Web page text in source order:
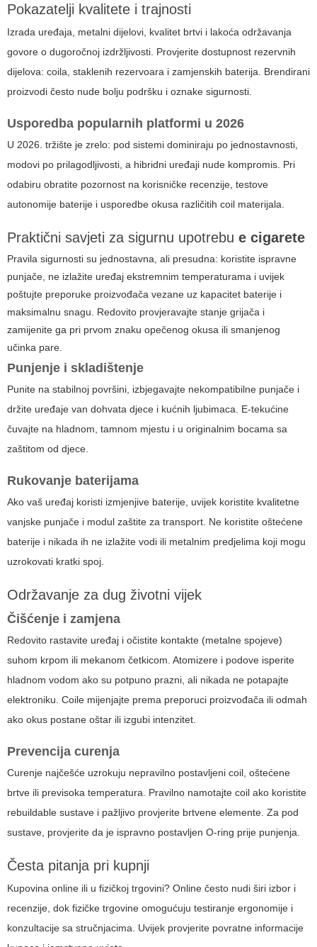
Pokazatelji kvalitete i trajnosti
Izrada uređaja, metalni dijelovi, kvalitet brtvi i lakoća održavanja
govore o dugoročnoj izdržljivosti. Provjerite dostupnost rezervnih
dijelova: coila, staklenih rezervoara i zamjenskih baterija. Brendirani
proizvodi često nude bolju podršku i oznake sigurnosti.
Usporedba popularnih platformi u 2026
U 2026. tržište je zrelo: pod sistemi dominiraju po jednostavnosti,
modovi po prilagodljivosti, a hibridni uređaji nude kompromis. Pri
odabiru obratite pozornost na korisničke recenzije, testove
autonomije baterije i usporedbe okusa različitih coil materijala.
Praktični savjeti za sigurnu upotrebu e cigarete
Pravila sigurnosti su jednostavna, ali presudna: koristite ispravne
punjače, ne izlažite uređaj ekstremnim temperaturama i uvijek
poštujte preporuke proizvođača vezane uz kapacitet baterije i
maksimalnu snagu. Redovito provjeravajte stanje grijača i
zamijenite ga pri prvom znaku opečenog okusa ili smanjenog
učinka pare.
Punjenje i skladištenje
Punite na stabilnoj površini, izbjegavajte nekompatibilne punjače i
držite uređaje van dohvata djece i kućnih ljubimaca. E-tekućine
čuvajte na hladnom, tamnom mjestu i u originalnim bocama sa
zaštitom od djece.
Rukovanje baterijama
Ako vaš uređaj koristi izmjenjive baterije, uvijek koristite kvalitetne
vanjske punjače i modul zaštite za transport. Ne koristite oštećene
baterije i nikada ih ne izlažite vodi ili metalnim predjelima koji mogu
uzrokovati kratki spoj.
Održavanje za dug životni vijek
Čišćenje i zamjena
Redovito rastavite uređaj i očistite kontakte (metalne spojeve)
suhom krpom ili mekanom četkicom. Atomizere i podove isperite
hladnom vodom ako su potpuno prazni, ali nikada ne potapajte
elektroniku. Coile mijenjajte prema preporuci proizvođača ili odmah
ako okus postane oštar ili izgubi intenzitet.
Prevencija curenja
Curenje najčešće uzrokuju nepravilno postavljeni coil, oštećene
brtve ili previsoka temperatura. Pravilno namotajte coil ako koristite
rebuildable sustave i pažljivo provjerite brtvene elemente. Za pod
sustave, provjerite da je ispravno postavljen O-ring prije punjenja.
Česta pitanja pri kupnji
Kupovina online ili u fizičkoj trgovini? Online često nudi širi izbor i
recenzije, dok fizičke trgovine omogućuju testiranje ergonomije i
konzultacije sa stručnjacima. Uvijek provjerite povratne informacije